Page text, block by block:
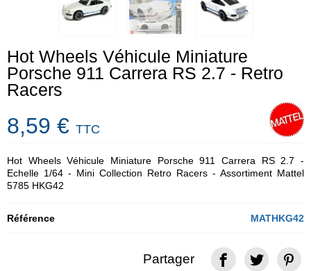
Hot Wheels Véhicule Miniature
Porsche 911 Carrera RS 2.7 - Retro
Racers
8,59 € TTC
Hot Wheels Véhicule Miniature Porsche 911 Carrera RS 2.7 -
Echelle 1/64 - Mini Collection Retro Racers - Assortiment Mattel
5785 HKG42
Référence MATHKG42
Partager